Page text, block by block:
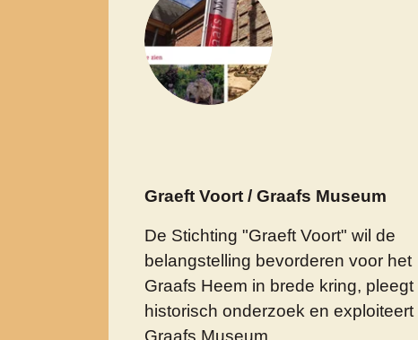
Graeft Voort / Graafs Museum
De Stichting "Graeft Voort" wil de
belangstelling bevorderen voor het
Graafs Heem in brede kring, pleegt
historisch onderzoek en exploiteert
Graafs Museum.